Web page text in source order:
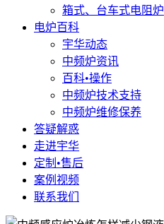
箱式、台车式电阻炉
电炉百科
宇华动态
中频炉资讯
百科•操作
中频炉技术支持
中频炉维修保养
答疑解惑
走进宇华
定制•售后
案例视频
联系我们